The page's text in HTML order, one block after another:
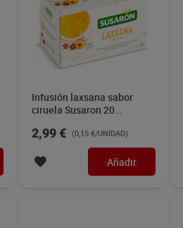
Infusión laxsana sabor
ciruela Susaron 20
2,99 € (0,15 €/UNIDAD)
Añadir